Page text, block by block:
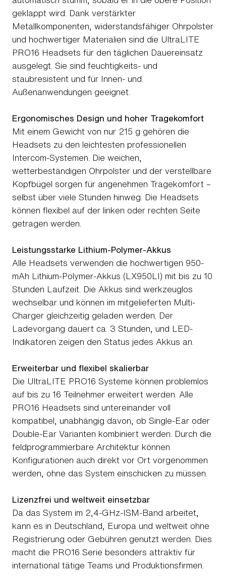
geklappt wird. Dank verstärkter
Metallkomponenten, widerstandsfähiger Ohrpolster
und hochwertiger Materialien sind die UltraLITE
PRO16 Headsets für den täglichen Dauereinsatz
ausgelegt. Sie sind feuchtigkeits- und
staubresistent und für Innen- und
Außenanwendungen geeignet.
Ergonomisches Design und hoher Tragekomfort
Mit einem Gewicht von nur 215 g gehören die
Headsets zu den leichtesten professionellen
Intercom-Systemen. Die weichen,
wetterbeständigen Ohrpolster und der verstellbare
Kopfbügel sorgen für angenehmen Tragekomfort –
selbst über viele Stunden hinweg. Die Headsets
können flexibel auf der linken oder rechten Seite
getragen werden.
Leistungsstarke Lithium-Polymer-Akkus
Alle Headsets verwenden die hochwertigen 950-
mAh Lithium-Polymer-Akkus (LX950LI) mit bis zu 10
Stunden Laufzeit. Die Akkus sind werkzeuglos
wechselbar und können im mitgelieferten Multi-
Charger gleichzeitig geladen werden. Der
Ladevorgang dauert ca. 3 Stunden, und LED-
Indikatoren zeigen den Status jedes Akkus an.
Erweiterbar und flexibel skalierbar
Die UltraLITE PRO16 Systeme können problemlos
auf bis zu 16 Teilnehmer erweitert werden. Alle
PRO16 Headsets sind untereinander voll
kompatibel, unabhängig davon, ob Single-Ear oder
Double-Ear Varianten kombiniert werden. Durch die
feldprogrammierbare Architektur können
Konfigurationen auch direkt vor Ort vorgenommen
werden, ohne das System einschicken zu müssen.
Lizenzfrei und weltweit einsetzbar
Da das System im 2,4-GHz-ISM-Band arbeitet,
kann es in Deutschland, Europa und weltweit ohne
Registrierung oder Gebühren genutzt werden. Dies
macht die PRO16 Serie besonders attraktiv für
international tätige Teams und Produktionsfirmen.